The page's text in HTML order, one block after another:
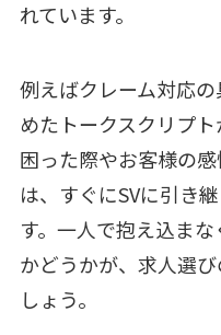
れています。
例えばクレーム対応
めたトークスクリプ
困った際やお客様の
は、すぐにSVに引き
す。一人で抱え込ま
かどうかが、求人選
しょう。